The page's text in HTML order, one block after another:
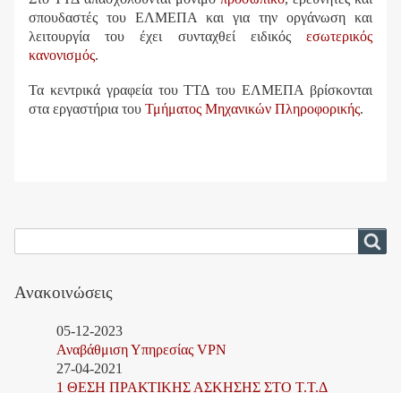
σπουδαστές του ΕΛΜΕΠΑ και για την οργάνωση και
λειτουργία του έχει συνταχθεί ειδικός εσωτερικός
κανονισμός.
Τα κεντρικά γραφεία τουΤΤΔ του ΕΛΜΕΠΑ βρίσκονται
στα εργαστήρια του Τμήματος Μηχανικών Πληροφορικής.
Ανακοινώσεις
05-12-2023
Αναβάθμιση Υπηρεσίας VPN
27-04-2021
1 ΘΕΣΗ ΠΡΑΚΤΙΚΗΣ ΑΣΚΗΣΗΣ ΣΤΟ Τ.Τ.Δ